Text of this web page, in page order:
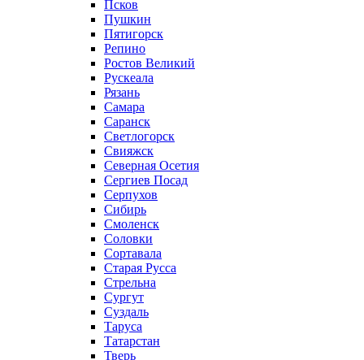
Псков
Пушкин
Пятигорск
Репино
Ростов Великий
Рускеала
Рязань
Самара
Саранск
Светлогорск
Свияжск
Северная Осетия
Сергиев Посад
Серпухов
Сибирь
Смоленск
Соловки
Сортавала
Старая Русса
Стрельна
Сургут
Суздаль
Таруса
Татарстан
Тверь